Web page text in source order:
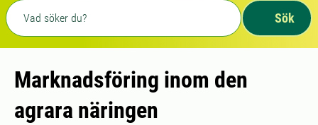
Fritext sökning
Sök
Marknadsföring inom den
agrara näringen